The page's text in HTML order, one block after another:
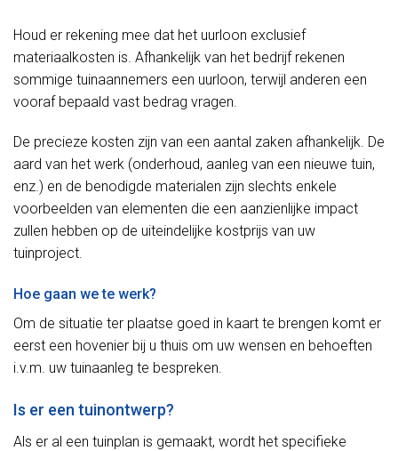
Houd er rekening mee dat het uurloon exclusief
materiaalkosten is. Afhankelijk van het bedrijf rekenen
sommige tuinaannemers een uurloon, terwijl anderen een
vooraf bepaald vast bedrag vragen.
De precieze kosten zijn van een aantal zaken afhankelijk. De
aard van het werk (onderhoud, aanleg van een nieuwe tuin,
enz.) en de benodigde materialen zijn slechts enkele
voorbeelden van elementen die een aanzienlijke impact
zullen hebben op de uiteindelijke kostprijs van uw
tuinproject.
Hoe gaan we te werk?
Om de situatie ter plaatse goed in kaart te brengen komt er
eerst een hovenier bij u thuis om uw wensen en behoeften
i.v.m. uw tuinaanleg te bespreken.
Is er een tuinontwerp?
Als er al een tuinplan is gemaakt, wordt het specifieke